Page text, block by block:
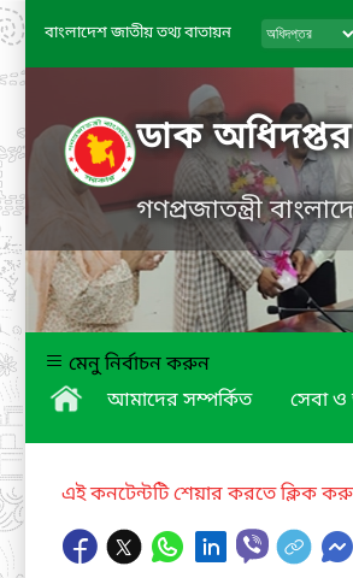
বাংলাদেশ জাতীয় তথ্য বাতায়ন
ডাক অধিদপ্তর
গণপ্রজাতন্ত্রী
মেনু নির্বাচন করুন
আমাদের সম্পর্কিত
সেবা ও
এই কনটেন্টটি শেয়ার করতে ক্লিক